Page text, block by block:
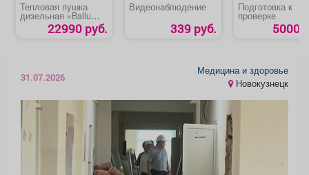
Тепловая пушка
дизельная «Ballu
BHDP-10»22990 руб.
Видеонаблюдение
339 руб.
Подготовка к
проверке
5000
31.07.2026
Медицина и здоровье
Новокузнецк